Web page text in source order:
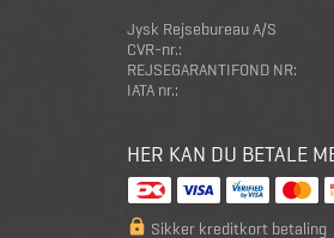
Jysk Rejsebureau A/S
CVR-nr.:
REJSEGARANTIFOND NR:
IATA nr.:
HER KAN DU BETALE
Sikker kreditkort betaling